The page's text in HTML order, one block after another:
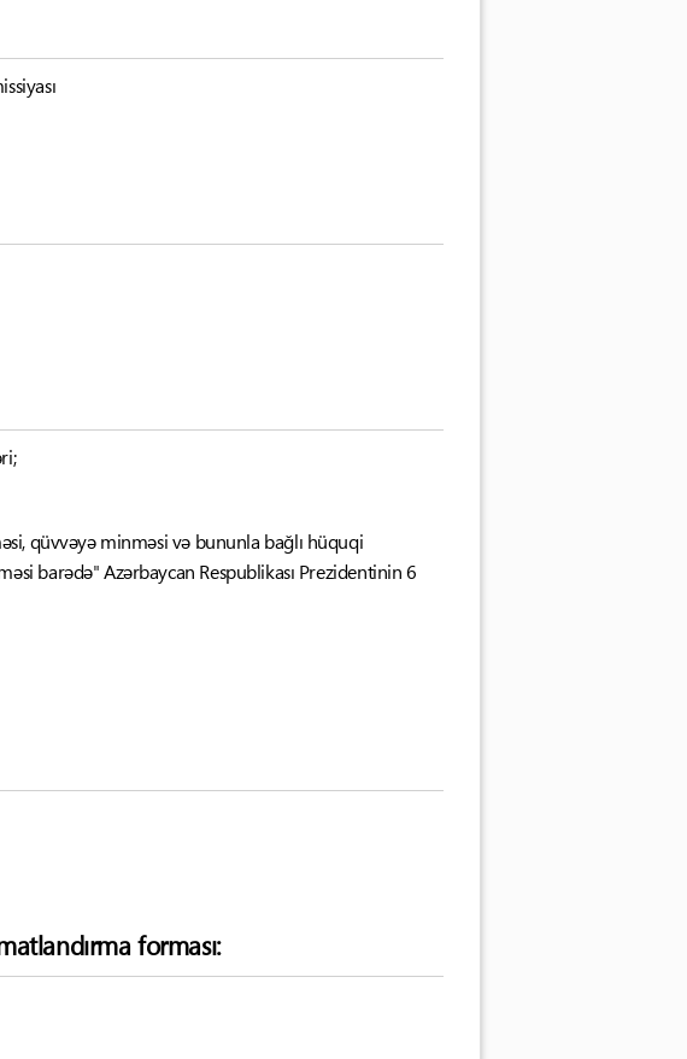
qüvvəyə minməsi və bununla bağlı hüquqi
barədə" Azərbaycan Respublikası Prezidentinin 6
forması: